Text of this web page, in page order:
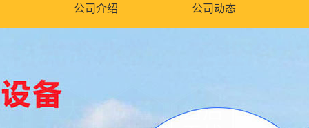
公司介绍 公司动态